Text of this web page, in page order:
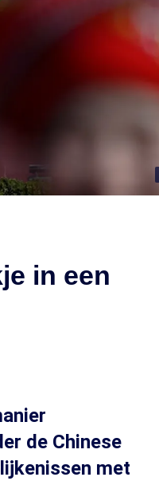
in een
de Chinese
met